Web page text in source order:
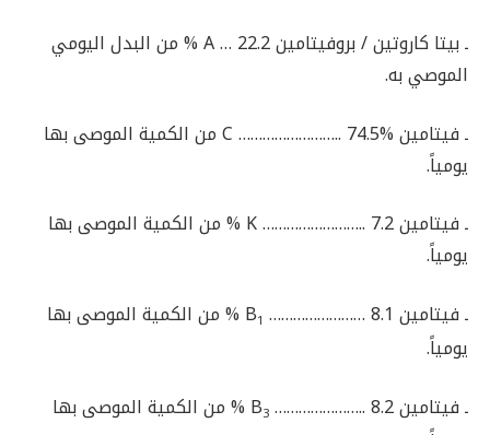
ـ بيتا كاروتين / بروفيتامين A … 22.2 % من البدل اليومي
الموصي به.
ـ فيتامين C …………………….. 74.5% من الكمية الموصى بها
يومياً.
ـ فيتامين K …………………….. 7.2 % من الكمية الموصى بها
يومياً.
ـ فيتامين B
1
…………………… 8.1 % من الكمية الموصى بها
يومياً.
ـ فيتامين B
3
………………….. 8.2 % من الكمية الموصى بها